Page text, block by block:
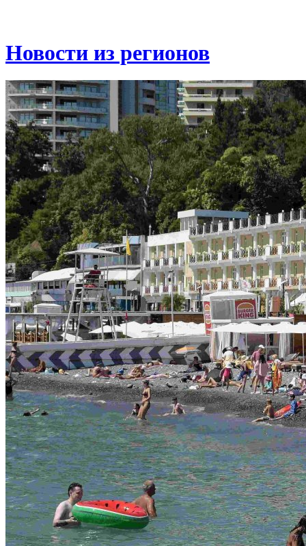
Новости из регионов